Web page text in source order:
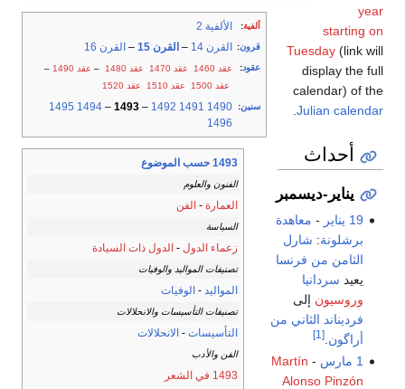
ألفية: الألفية 2
قرون: القرن 14 – القرن 15 – القرن 16
عقود: عقد 1460 عقد 1470 عقد 1480 – عقد 1490
–
عقد 1500
عقد 1510 عقد 1520
سنين:
1490
1491
1492
–
1493
–
1494
1495
1496
1493 حسب الموضوع
الفنون والعلوم
العمارة - الفن
السياسة
زعماء الدول - الدول ذات السيادة
تصنيفات المواليد والوفيات
المواليد - الوفيات
تصنيفات التأسيسات والانحلالات
التأسيسات - الانحلالات
الفن والأدب
1493 في الشعر
year
starting on
Tuesday (link will
display the full
calendar) of the
Julian calendar
أحداث
يناير-ديسمبر
19 يناير - معاهدة
برشلونة: شارل
الثامن من فرنسا
يعيد سردانيا
وروسيون إلى
فرديناند الثاني من
أراگون .
[1]
1 مارس -
Martín
Alonso Pinzón